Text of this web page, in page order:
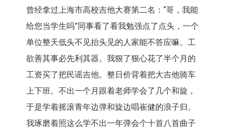
曾经拿过上海市高校吉他大赛第二名：“哥，我能
给您当学生吗”同事看了看我勉强点了点头， 一个
单位整天低头不见抬头见的人家能不答应嘛。 工
欲善其事必先利其器。 我狠了狠心花了半个月的
工资买了把民谣吉他。 整日价背着把大吉他骑车
上下班。 不出一个月跟着老师学会了几个和旋，
于是学着摇滚青年边弹和旋边唱崔健的浪子归。
我琢磨着照这么学不出一年弹会个十首八首曲子